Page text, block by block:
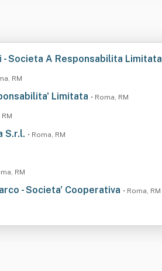
Societa A Responsabilita Limitata
RM
Limitata • Roma, RM
S.r.l. • Roma, RM
RM
- Societa' Cooperativa • Roma, RM